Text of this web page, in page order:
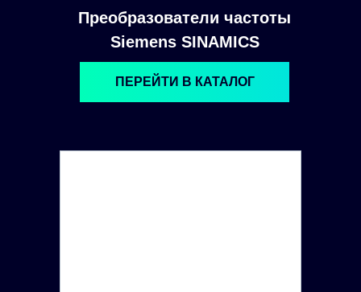
Преобразователи частоты
Siemens SINAMICS
ПЕРЕЙТИ В КАТАЛОГ